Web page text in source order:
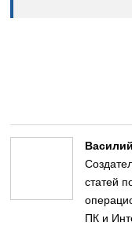
статей
ПК и